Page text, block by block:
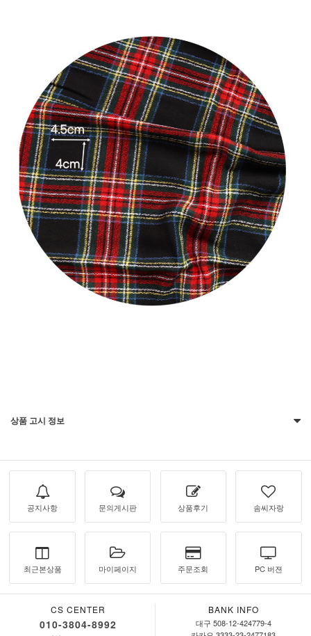
상품 고시 정보
공지사항 문의게시판 상품후기 솜씨자랑
최근본상품 마이페이지 주문조회 PC 버젼
CS CENTER
010-3804-8992
BANK INFO
대구 508-12-424779-4